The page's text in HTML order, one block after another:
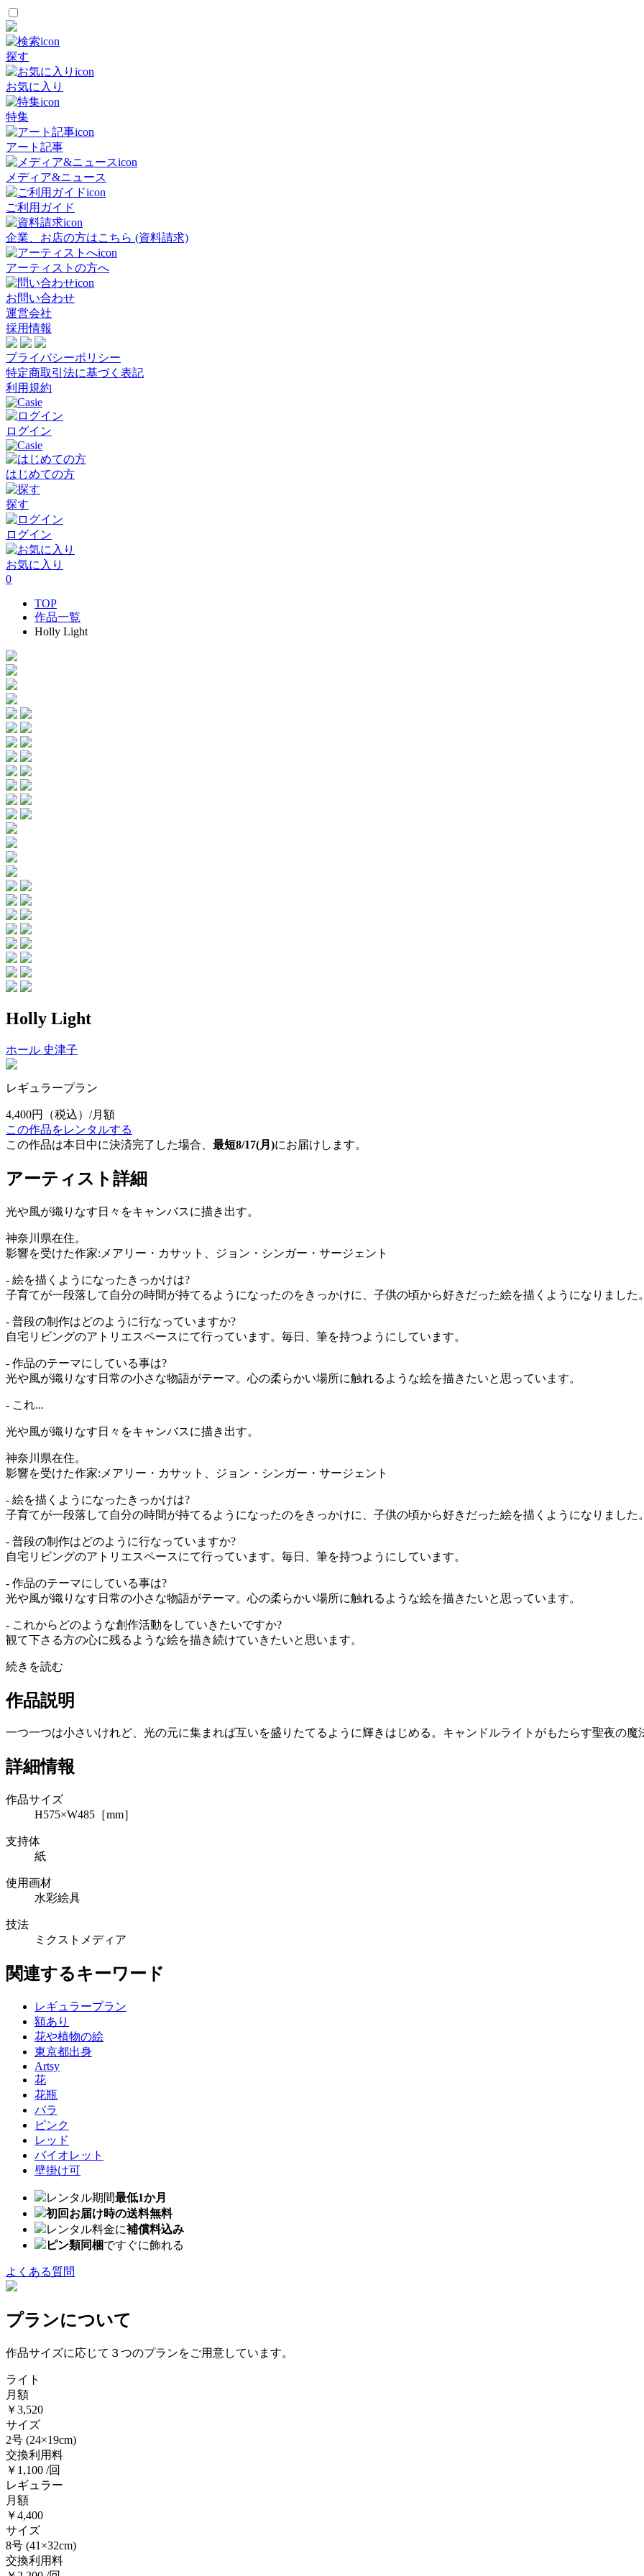
探す
お気に入り
特集
アート記事
メディア&ニュース
ご利用ガイド
企業、お店の方はこちら (資料請求)
アーティストの方へ
お問い合わせ
運営会社
採用情報
プライバシーポリシー
特定商取引法に基づく表記
利用規約
ログイン
はじめての方
探す
ログイン
お気に入り
0
TOP
作品一覧
Holly Light
Holly Light
ホール 史津子
レギュラープラン
4,400円
（税込）/月額
この作品をレンタルする
この作品は本日中に決済完了した場合、 最短8/17(月)にお届けします。
アーティスト詳細
光や風が織りなす日々をキャンバスに描き出す。
神奈川県在住。
影響を受けた作家:メアリー・カサット、ジョン・シンガー・サージェント
- 絵を描くようになったきっかけは?
子育てが一段落して自分の時間が持てるようになったのをきっかけに、子供の頃から好きだった絵を描くようになりました
- 普段の制作はどのように行なっていますか?
自宅リビングのアトリエスペースにて行っています。毎日、筆を持つようにしています。
- 作品のテーマにしている事は?
光や風が織りなす日常の小さな物語がテーマ。心の柔らかい場所に触れるような絵を描きたいと思っています。
- これ...
光や風が織りなす日々をキャンバスに描き出す。
神奈川県在住。
影響を受けた作家:メアリー・カサット、ジョン・シンガー・サージェント
- 絵を描くようになったきっかけは?
子育てが一段落して自分の時間が持てるようになったのをきっかけに、子供の頃から好きだった絵を描くようになりました
- 普段の制作はどのように行なっていますか?
自宅リビングのアトリエスペースにて行っています。毎日、筆を持つようにしています。
- 作品のテーマにしている事は?
光や風が織りなす日常の小さな物語がテーマ。心の柔らかい場所に触れるような絵を描きたいと思っています。
- これからどのような創作活動をしていきたいですか?
観て下さる方の心に残るような絵を描き続けていきたいと思います。
続きを読む
作品説明
一つ一つは小さいけれど、光の元に集まれば互いを盛りたてるように輝きはじめる。キャンドルライトがもたらす聖夜の魔
詳細情報
作品サイズ
H575×W485［mm］
支持体
紙
使用画材
水彩絵具
技法
ミクストメディア
関連するキーワード
レギュラープラン
額あり
花や植物の絵
東京都出身
Artsy
花
花瓶
バラ
ピンク
レッド
バイオレット
壁掛け可
レンタル期間最低1か月
初回お届け時の送料無料
レンタル料金に補償料込み
ピン類同梱ですぐに飾れる
よくある質問
プランについて
作品サイズに応じて３つのプランをご用意しています。
ライト
月額
￥3,520
サイズ
2号 (24×19cm)
交換利用料
￥1,100 /回
レギュラー
月額
￥4,400
サイズ
8号 (41×32cm)
交換利用料